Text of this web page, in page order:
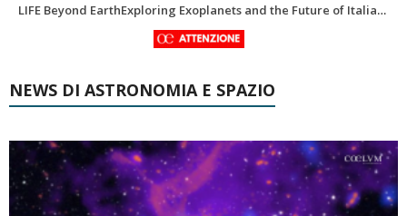
In ricordo di Riccardo Pozzobon geologo dei mondi nascosti
NEWS DI ASTRONOMIA E SPAZIO